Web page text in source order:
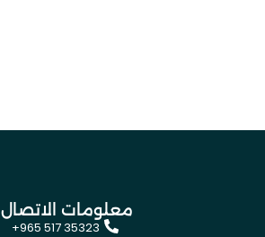
معلومات الاتصال
+965 517 35323